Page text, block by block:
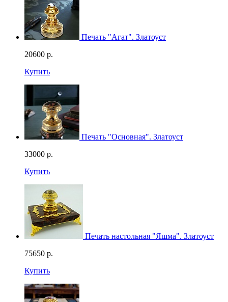
Печать "Агат". Златоуст
20600 р.
Купить
Печать "Основная". Златоуст
33000 р.
Купить
Печать настольная "Яшма". Златоуст
75650 р.
Купить